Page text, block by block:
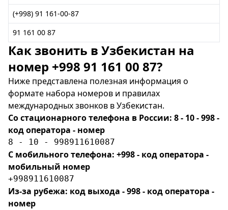
(+998) 91 161-00-87
91 161 00 87
Как звонить в Узбекистан на
номер +998 91 161 00 87?
Ниже представлена полезная информация о
формате набора номеров и правилах
международных звонков в Узбекистан.
Со стационарного телефона в России: 8 - 10 - 998 -
код оператора - номер
8 - 10 - 998911610087
С мобильного телефона: +998 - код оператора -
мобильный номер
+998911610087
Из-за рубежа: код выхода - 998 - код оператора -
номер